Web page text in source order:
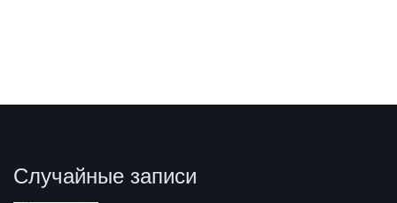
Случайные записи